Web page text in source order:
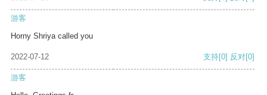
游客
Horny Shriya called you
2022-07-12 支持[0] 反对[0]
游客